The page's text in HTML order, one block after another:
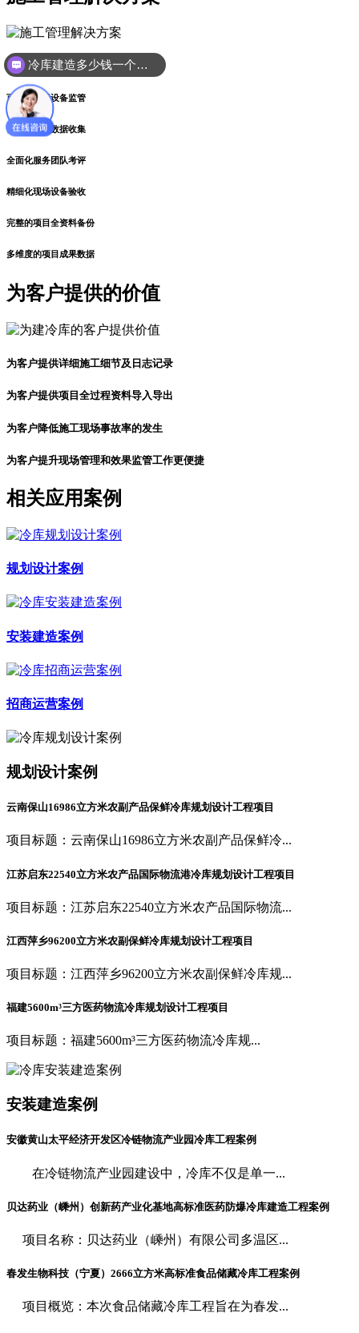
实时化施工进度跟进
可视化远程设备监管
自动化物料数据收集
全面化服务团队考评
精细化现场设备验收
完整的项目全资料备份
多维度的项目成果数据
为客户提供的价值
为客户提供详细施工细节及日志记录
为客户提供项目全过程资料导入导出
为客户降低施工现场事故率的发生
为客户提升现场管理和效果监管工作更便捷
相关应用案例
规划设计案例
安装建造案例
招商运营案例
规划设计案例
云南保山16986立方米农副产品保鲜冷库规划设计工程项目
项目标题：云南保山16986立方米农副产品保鲜冷...
江苏启东22540立方米农产品国际物流港冷库规划设计工程项目
项目标题：江苏启东22540立方米农产品国际物流...
江西萍乡96200立方米农副保鲜冷库规划设计工程项目
项目标题：江西萍乡96200立方米农副保鲜冷库规...
福建5600m³三方医药物流冷库规划设计工程项目
项目标题：福建5600m³三方医药物流冷库规...
安装建造案例
安徽黄山太平经济开发区冷链物流产业园冷库工程案例
在冷链物流产业园建设中，冷库不仅是单一...
贝达药业（嵊州）创新药产业化基地高标准医药防爆冷库建造工程案例
项目名称：贝达药业（嵊州）有限公司多温区...
春发生物科技（宁夏）2666立方米高标准食品储藏冷库工程案例
项目概览：本次食品储藏冷库工程旨在为春发...
冷库建造多少钱一个平方